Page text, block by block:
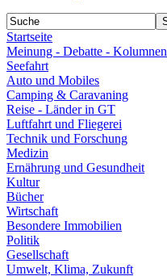
Startseite
Meinung - Debatte - Kolumnen
Seefahrt
Auto und Mobiles
Camping & Caravaning
Reise - Länder in GT
Luftfahrt und Fliegerei
Technik und Forschung
Medizin
Ernährung und Gesundheit
Kultur
Bücher
Wirtschaft
Besondere Immobilien
Politik
Gesellschaft
Umwelt, Klima, Zukunft